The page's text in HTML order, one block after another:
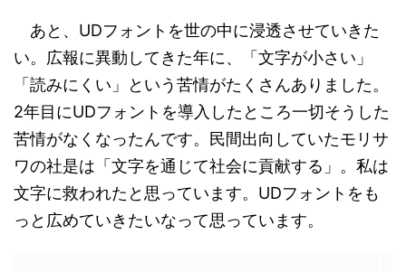
あと、UDフォントを世の中に浸透させていきた
い。広報に異動してきた年に、「文字が小さい」
「読みにくい」という苦情がたくさんありました。
2年目にUDフォントを導入したところ一切そうした
苦情がなくなったんです。民間出向していたモリサ
ワの社是は「文字を通じて社会に貢献する」。私は
文字に救われたと思っています。UDフォントをも
っと広めていきたいなって思っています。